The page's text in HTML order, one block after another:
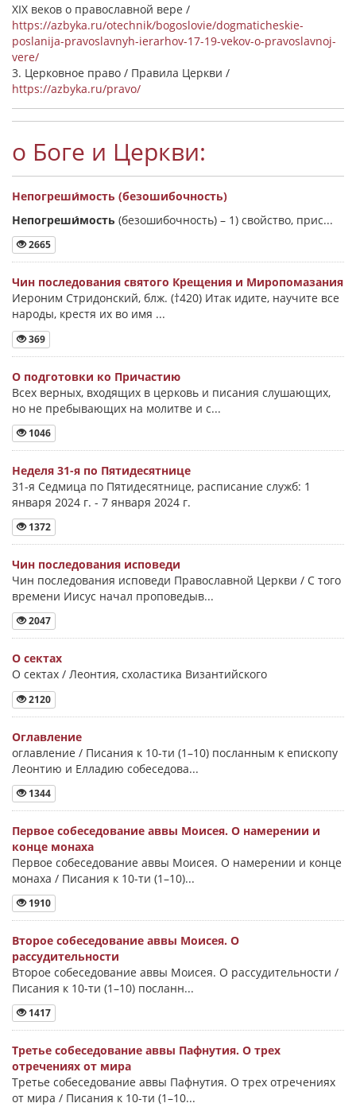
XIX веков о православной вере /
https://azbyka.ru/otechnik/bogoslovie/dogmaticheskie-
poslanija-pravoslavnyh-ierarhov-17-19-vekov-o-pravoslavnoj-
vere/
3. Церковное право / Правила Церкви /
https://azbyka.ru/pravo/
о Боге и Церкви:
Непогреши́мость (безошибочность)
Непогреши́мость (безошибочность) – 1) свойство, прис...
2665
Чин последования святого Крещения и Миропомазания
Иероним Стридонский, блж. (†420) Итак идите, научите все
народы, крестя их во имя ...
369
О подготовки ко Причастию
Всех верных, входящих в церковь и писания слушающих,
но не пребывающих на молитве и с...
1046
Неделя 31-я по Пятидесятнице
31-я Седмица по Пятидесятнице, расписание служб: 1
января 2024 г. - 7 января 2024 г.
1372
Чин последования исповеди
Чин последования исповеди Православной Церкви / С того
времени Иисус начал проповедыв...
2047
О сектах
О сектах / Леонтия, схоластика Византийского
2120
Оглавление
оглавление / Писания к 10-ти (1–10) посланным к епископу
Леонтию и Елладию собеседова...
1344
Первое собеседование аввы Моисея. О намерении и
конце монаха
Первое собеседование аввы Моисея. О намерении и конце
монаха / Писания к 10-ти (1–10)...
1910
Второе собеседование аввы Моисея. О
рассудительности
Второе собеседование аввы Моисея. О рассудительности /
Писания к 10-ти (1–10) посланн...
1417
Третье собеседование аввы Пафнутия. О трех
отречениях от мира
Третье собеседование аввы Пафнутия. О трех отречениях
от мира / Писания к 10-ти (1–10...